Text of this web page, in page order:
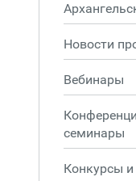
Новости
Вебинары
семинары
Конкурсы